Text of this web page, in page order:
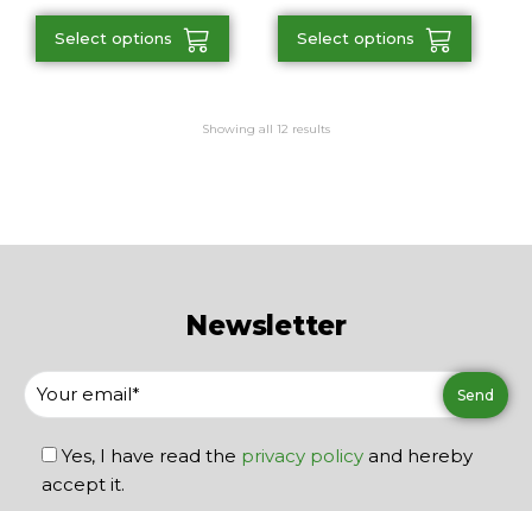
Select options Select options
Showing all 12 results
Newsletter
Yes, I have read the privacy policy and hereby
accept it.